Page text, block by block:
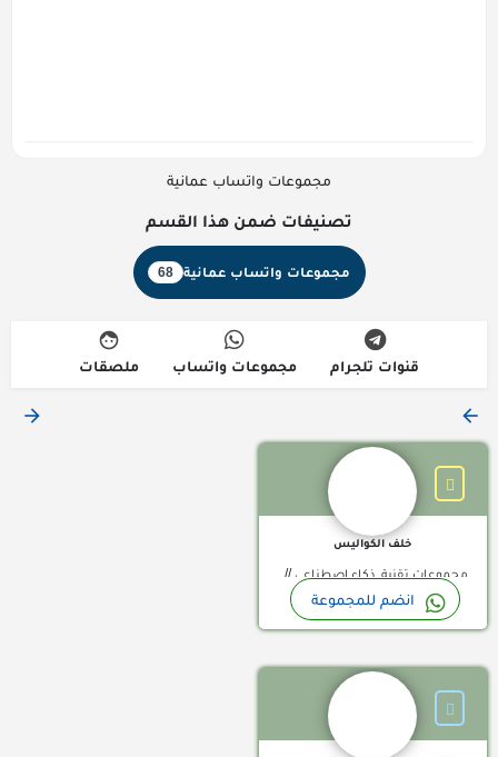
مجموعات واتساب عمانية
تصنيفات ضمن هذا القسم
مجموعات واتساب عمانية 68
قنوات تلجرام مجموعات واتساب ملصقات
خلف الكواليس
مجموعات تقنية, ذكاء اصطناعي //
جروبات واتساب السعودية, جروبات
واتساب بحرينية, مجموعات واتساب
مجموعات واتساب العراق, مجموعات
واتساب الكويت, مجموعات واتساب
المغرب, مجموعات واتساب اليمن,
انضم للمجموعة
مجموعات واتساب ذكاء صناعي